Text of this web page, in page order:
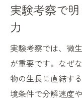
実験考察で
力
実験考察では、微
が重要です。なぜ
物の生長に直結す
境条件で分解速度